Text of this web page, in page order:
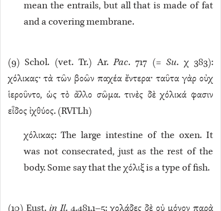
mean the entrails, but all that is made of fat
and a covering membrane.
(9) Schol. (vet. Tr.) Ar.Pac. 717 (=Su. χ 383):
χόλικας· τὰ τῶν βοῶν παχέα ἔντερα· ταῦτα γὰρ οὐχ
ἱεροῦντο, ὡς τὸ ἄλλο σῶμα. τινὲς δὲ χόλικά φασιν
εἶδος ἰχθύος. (RVΓLh)
χόλικας: The large intestine of the oxen. It
was not consecrated, just as the rest of the
body. Some say that the χόλιξ is a type of fish.
(10) Eust. in Il. 4.481.1–5: χολάδες δὲ οὐ μόνον παρὰ